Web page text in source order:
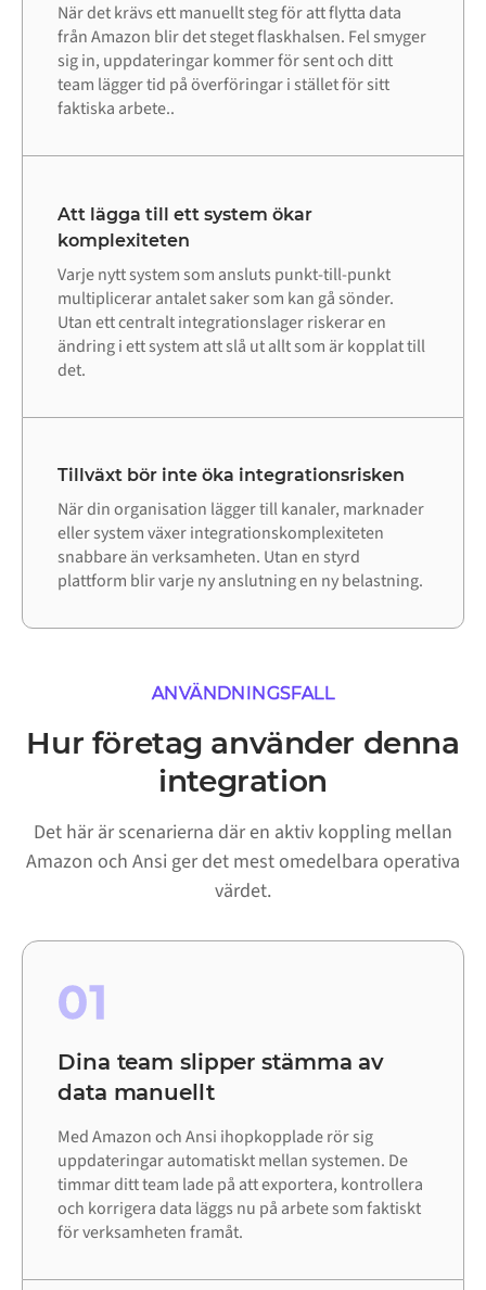
När det krävs ett manuellt steg för att flytta data
från Amazon blir det steget flaskhalsen. Fel smyger
sig in, uppdateringar kommer för sent och ditt
team lägger tid på överföringar i stället för sitt
faktiska arbete..
Att lägga till ett system ökar
komplexiteten
Varje nytt system som ansluts punkt-till-punkt
multiplicerar antalet saker som kan gå sönder.
Utan ett centralt integrationslager riskerar en
ändring i ett system att slå ut allt som är kopplat till
det.
Tillväxt bör inte öka integrationsrisken
När din organisation lägger till kanaler, marknader
eller system växer integrationskomplexiteten
snabbare än verksamheten. Utan en styrd
plattform blir varje ny anslutning en ny belastning.
ANVÄNDNINGSFALL
Hur företag använder denna
integration
Det här är scenarierna där en aktiv koppling mellan
Amazon och Ansi ger det mest omedelbara operativa
värdet.
01
Dina team slipper stämma av
data manuellt
Med Amazon och Ansi ihopkopplade rör sig
uppdateringar automatiskt mellan systemen. De
timmar ditt team lade på att exportera, kontrollera
och korrigera data läggs nu på arbete som faktiskt
för verksamheten framåt.